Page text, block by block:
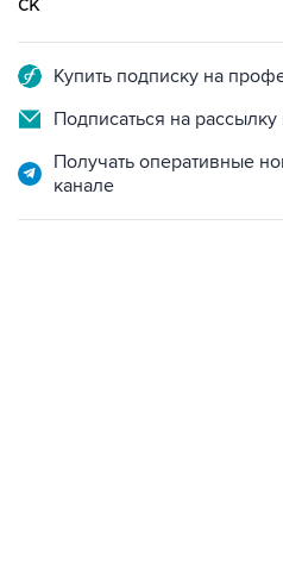
Подписаться на рассылку
Получать оперативные